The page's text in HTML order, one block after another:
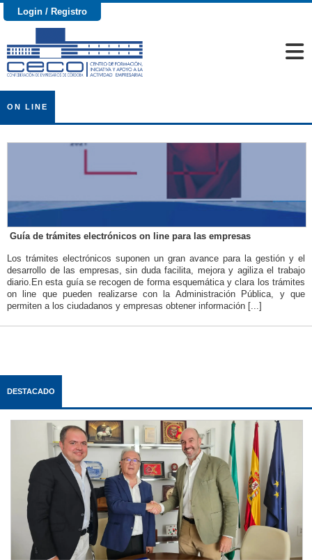
Login / Registro
ON LINE
Guía de trámites electrónicos on line para las empresas
Los trámites electrónicos suponen un gran avance para la gestión y el
desarrollo de las empresas, sin duda facilita, mejora y agiliza el trabajo
diario.En esta guía se recogen de forma esquemática y clara los trámites
on line que pueden realizarse con la Administración Pública, y que
permiten a los ciudadanos y empresas obtener información [...]
DESTACADO